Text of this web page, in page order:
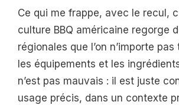
Ce qui me frappe, avec le recul,
culture BBQ américaine regorge
régionales que l’on n’importe
les équipements et les
n’est pas mauvais : il est juste
usage précis, dans un contexte